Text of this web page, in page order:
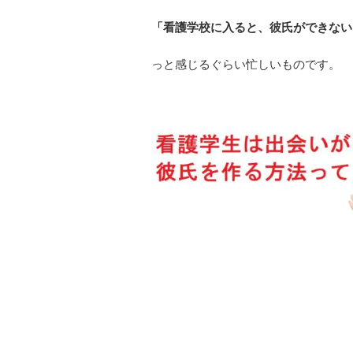
「看護学校に入ると、彼氏ができな
っと感じるぐらい忙しいものです。